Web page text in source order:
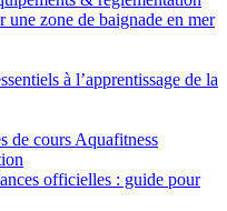
une zone de baignade en mer
à l’apprentissage de la
de cours Aquafitness
officielles : guide pour